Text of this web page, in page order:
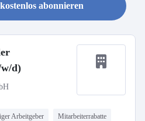
abonnieren
d)
Arbeitgeber Mitarbeiterrabatte